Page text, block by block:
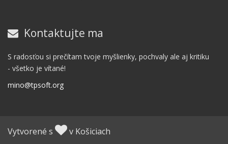
Kontaktujte ma
S radosťou si prečítam tvoje myšlienky, pochvaly ale aj kritiku
- všetko je vítané!
mino@tpsoft.org
Vytvorené s v Košiciach